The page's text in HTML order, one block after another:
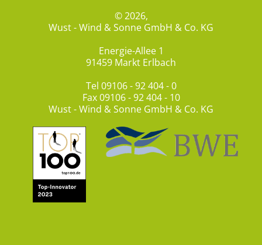
© 2026,
Wust - Wind & Sonne GmbH & Co. KG
Energie-Allee 1
91459 Markt Erlbach
Tel 09106 - 92 404 - 0
Fax 09106 - 92 404 - 10
Wust - Wind & Sonne GmbH & Co. KG